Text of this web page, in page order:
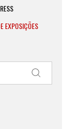
EXPOSIÇÕES